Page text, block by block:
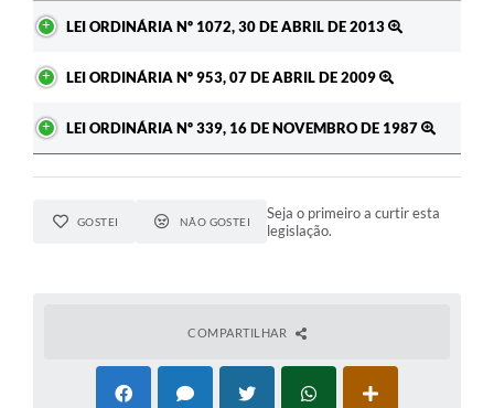
LEI ORDINÁRIA Nº 1072, 30 DE ABRIL DE 2013
LEI ORDINÁRIA Nº 953, 07 DE ABRIL DE 2009
LEI ORDINÁRIA Nº 339, 16 DE NOVEMBRO DE 1987
GOSTEI NÃO GOSTEI
Seja o primeiro a curtir esta
legislação.
COMPARTILHAR